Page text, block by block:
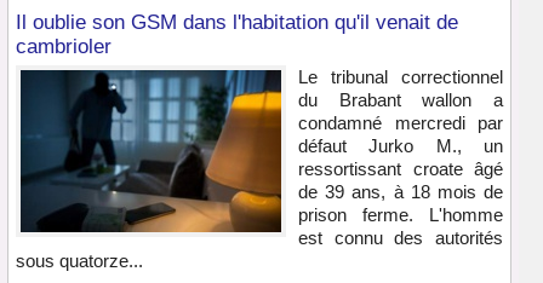
Il oublie son GSM dans l'habitation qu'il venait de
cambrioler
Le tribunal correctionnel
du Brabant wallon a
condamné mercredi par
défaut Jurko M., un
ressortissant croate âgé
de 39 ans, à 18 mois de
prison ferme. L'homme
est connu des autorités
sous quatorze...